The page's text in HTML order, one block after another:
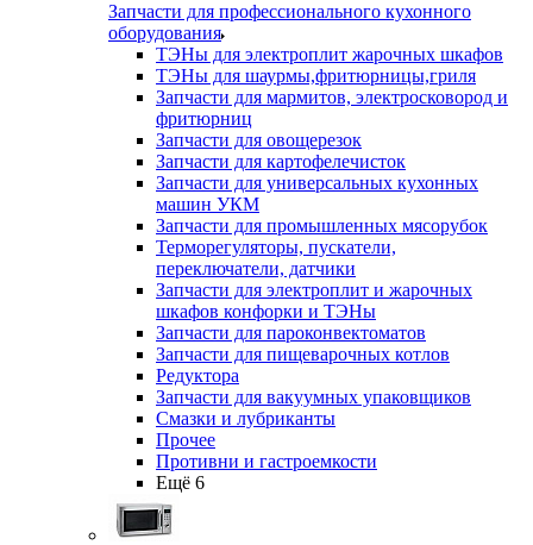
Запчасти для профессионального кухонного
оборудования
ТЭНы для электроплит жарочных шкафов
ТЭНы для шаурмы,фритюрницы,гриля
Запчасти для мармитов, электросковород и
фритюрниц
Запчасти для овощерезок
Запчасти для картофелечисток
Запчасти для универсальных кухонных
машин УКМ
Запчасти для промышленных мясорубок
Терморегуляторы, пускатели,
переключатели, датчики
Запчасти для электроплит и жарочных
шкафов конфорки и ТЭНы
Запчасти для пароконвектоматов
Запчасти для пищеварочных котлов
Редуктора
Запчасти для вакуумных упаковщиков
Смазки и лубриканты
Прочее
Противни и гастроемкости
Ещё 6